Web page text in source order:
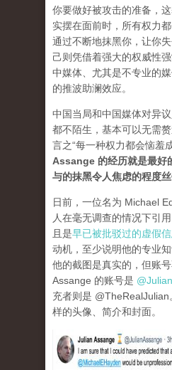
你要做好被攻击的准备，
实摆在面前时，所有权力
通过不断地抹黑你，让你
己则凭借着强大的权威性
中媒体、尤其是不专业的
的推波助澜效应。
中国当局和中国媒体对异
都不陌生，基本可以无需
言之“每一种权力都会恼羞
Assange 的经历就是最好
与的抹黑令人焦虑的程度丝
日前，一位名为 Michael
人在毫无调查的情况下引
且是早已被批驳过的虚假信
动机，至少说明他的专业知
他的截图是真实的，但账
Assange 的账号是
充者则是
样的头像、简介和封面。